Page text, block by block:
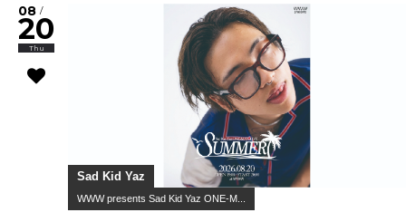
08 /
20
Thu
Sad Kid Yaz
WWW presents Sad Kid Yaz ONE-M...